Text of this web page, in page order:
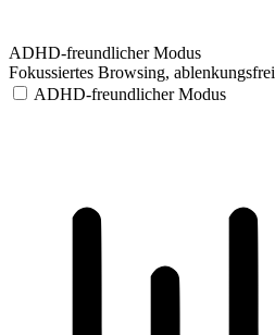
ADHD-freundlicher Modus
Fokussiertes Browsing, ablenkungsfrei
ADHD-freundlicher Modus